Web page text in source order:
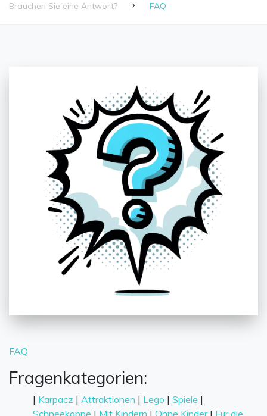
Brauchen Sie eine Antwort? FAQ
FAQ
Fragenkategorien:
| Karpacz | Attraktionen | Lego | Spiele |
Schneekoppe | Mit Kindern | Ohne Kinder| Für die